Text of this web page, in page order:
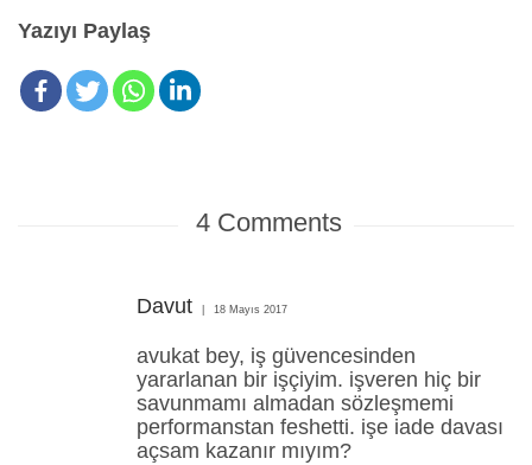
Yazıyı Paylaş
4 Comments
Davut 18 Mayıs 2017
avukat bey, iş güvencesinden
yararlanan bir işçiyim. işveren hiç bir
savunmamı almadan sözleşmemi
performanstan feshetti. işe iade davası
açsam kazanır mıyım?